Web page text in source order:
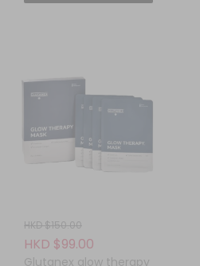
HKD $150.00
HKD $99.00
Glutanex glow therapy